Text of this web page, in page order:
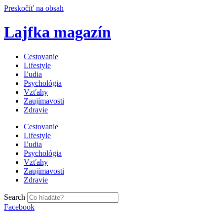
Preskočiť na obsah
Lajfka magazín
Cestovanie
Lifestyle
Ľudia
Psychológia
Vzťahy
Zaujímavosti
Zdravie
Cestovanie
Lifestyle
Ľudia
Psychológia
Vzťahy
Zaujímavosti
Zdravie
Search
Facebook